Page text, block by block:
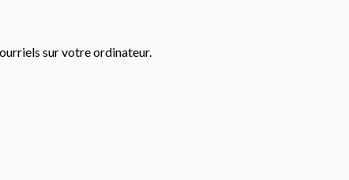
sur votre ordinateur.